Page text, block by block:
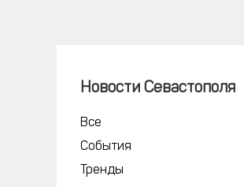
Новости Севастополя
Все
События
Тренды